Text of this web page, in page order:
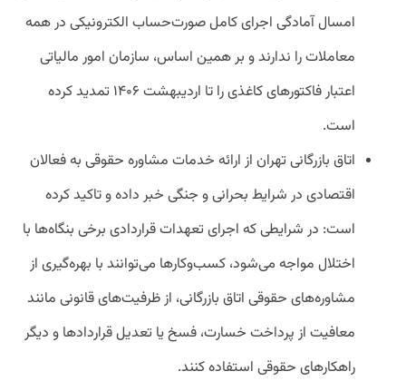
امسال آمادگی اجرای کامل صورت‌حساب الکترونیکی در همه
معاملات را ندارند و بر همین اساس، سازمان امور مالیاتی
اعتبار فاکتورهای کاغذی را تا اردیبهشت ۱۴۰۶ تمدید کرده
است.
اتاق بازرگانی تهران از ارائه خدمات مشاوره حقوقی به فعالان
اقتصادی در شرایط بحرانی و جنگی خبر داده و تاکید کرده
است: در شرایطی که اجرای تعهدات قراردادی برخی بنگاه‌ها با
اختلال مواجه می‌شود، کسب‌وکارها می‌توانند با بهره‌گیری از
مشاوره‌های حقوقی اتاق بازرگانی، از ظرفیت‌های قانونی مانند
معافیت از پرداخت خسارت، فسخ یا تعدیل قراردادها و دیگر
راهکارهای حقوقی استفاده کنند.